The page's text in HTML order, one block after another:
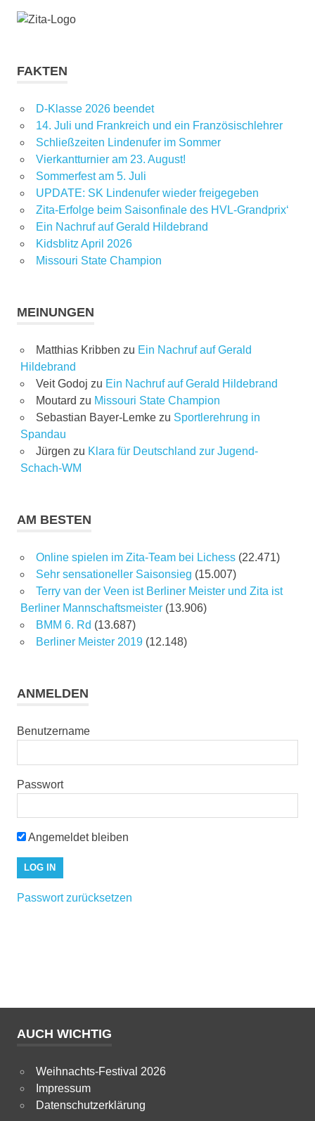
FAKTEN
D-Klasse 2026 beendet
14. Juli und Frankreich und ein Französischlehrer
Schließzeiten Lindenufer im Sommer
Vierkantturnier am 23. August!
Sommerfest am 5. Juli
UPDATE: SK Lindenufer wieder freigegeben
Zita-Erfolge beim Saisonfinale des HVL-Grandprix‘
Ein Nachruf auf Gerald Hildebrand
Kidsblitz April 2026
Missouri State Champion
MEINUNGEN
Matthias Kribben zu Ein Nachruf auf Gerald
Hildebrand
Veit Godoj zu Ein Nachruf auf Gerald Hildebrand
Moutard zu Missouri State Champion
Sebastian Bayer-Lemkezu Sportlerehrung in
Spandau
Jürgen zu Klara für Deutschland zur Jugend-
Schach-WM
AM BESTEN
Online spielen im Zita-Team bei Lichess (22.471)
Sehr sensationeller Saisonsieg (15.007)
Terry van der Veen ist Berliner Meister und Zita ist
Berliner Mannschaftsmeister (13.906)
BMM 6. Rd (13.687)
Berliner Meister 2019 (12.148)
ANMELDEN
Benutzername
Passwort
Angemeldet bleiben
Passwort zurücksetzen
AUCH WICHTIG
Weihnachts-Festival 2026
Impressum
Datenschutzerklärung